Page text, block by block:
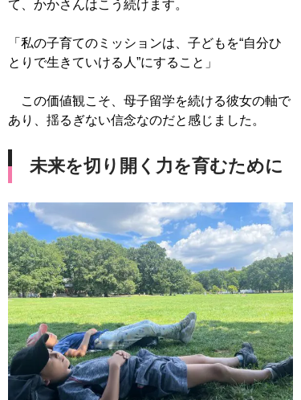
て、かかさんはこう続けます。
「私の子育てのミッションは、子どもを“自分ひ
とりで生きていける人”にすること」
この価値観こそ、母子留学を続ける彼女の軸で
あり、揺るぎない信念なのだと感じました。
未来を切り開く力を育むために